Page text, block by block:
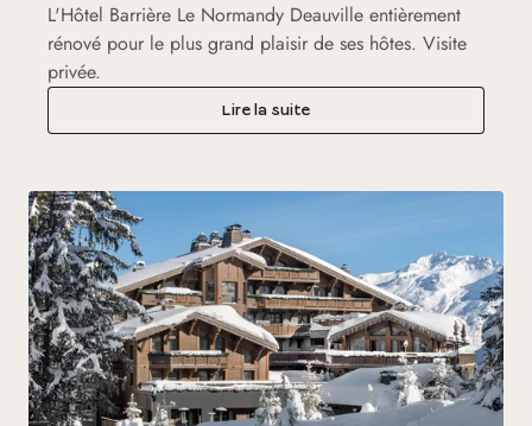
L'Hôtel Barrière Le Normandy Deauville entièrement
rénové pour le plus grand plaisir de ses hôtes. Visite
privée.
Lire la suite